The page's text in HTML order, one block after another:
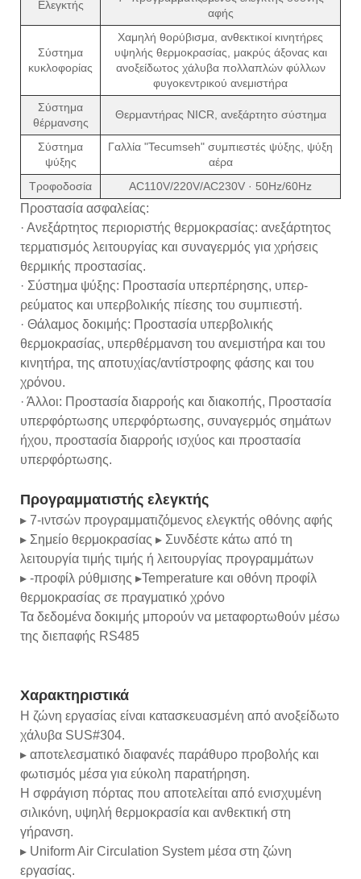
Ελεγκτής
αφής
Σύστημα
κυκλοφορίας
Χαμηλή θορύβισμα, ανθεκτικοί κινητήρες
υψηλής θερμοκρασίας, μακρύς άξονας και
ανοξείδωτος χάλυβα πολλαπλών φύλλων
φυγοκεντρικού ανεμιστήρα
Σύστημα
θέρμανσης
Θερμαντήρας NICR, ανεξάρτητο σύστημα
Σύστημα
ψύξης
Γαλλία "Tecumseh" συμπιεστές ψύξης, ψύξη
αέρα
Τροφοδοσία
AC110V/220V/AC230V · 50Hz/60Hz
Προστασία ασφαλείας:
· Ανεξάρτητος περιοριστής θερμοκρασίας: ανεξάρτητος
τερματισμός λειτουργίας και συναγερμός για χρήσεις
θερμικής προστασίας.
· Σύστημα ψύξης: Προστασία υπερπέρησης, υπερ-
ρεύματος και υπερβολικής πίεσης του συμπιεστή.
· Θάλαμος δοκιμής: Προστασία υπερβολικής
θερμοκρασίας, υπερθέρμανση του ανεμιστήρα και του
κινητήρα, της αποτυχίας/αντίστροφης φάσης και του
χρόνου.
· Άλλοι: Προστασία διαρροής και διακοπής, Προστασία
υπερφόρτωσης υπερφόρτωσης, συναγερμός σημάτων
ήχου, προστασία διαρροής ισχύος και προστασία
υπερφόρτωσης.
Προγραμματιστής ελεγκτής
▸ 7-ιντσών προγραμματιζόμενος ελεγκτής οθόνης αφής
▸ Σημείο θερμοκρασίας ▸ Συνδέστε κάτω από τη
λειτουργία τιμής τιμής ή λειτουργίας προγραμμάτων
▸ -προφίλ ρύθμισης ▸Temperature και οθόνη προφίλ
θερμοκρασίας σε πραγματικό χρόνο
Τα δεδομένα δοκιμής μπορούν να μεταφορτωθούν μέσω
της διεπαφής RS485
Χαρακτηριστικά
Η ζώνη εργασίας είναι κατασκευασμένη από ανοξείδωτο
χάλυβα SUS#304.
▸ αποτελεσματικό διαφανές παράθυρο προβολής και
φωτισμός μέσα για εύκολη παρατήρηση.
Η σφράγιση πόρτας που αποτελείται από ενισχυμένη
σιλικόνη, υψηλή θερμοκρασία και ανθεκτική στη
γήρανση.
▸ Uniform Air Circulation System μέσα στη ζώνη
εργασίας.